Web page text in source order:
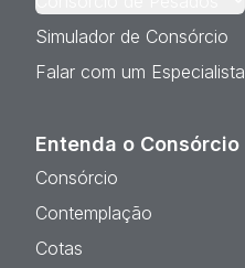
Simulador de Consórcio
Falar com um Especialista
Entenda o Consórcio
Consórcio
Contemplação
Cotas